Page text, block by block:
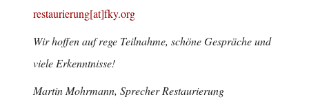
restaurierung[at]fky.org
Wir hoffen auf rege Teilnahme, schöne Gespräche und
viele Erkenntnisse!
Martin Mohrmann, Sprecher Restaurierung